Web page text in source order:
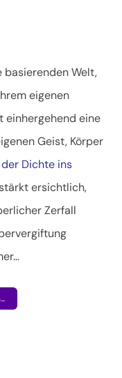
basierenden Welt,
eigenen
einhergehend eine
Geist, Körper
Dichte ins
ersichtlich,
Zerfall
…